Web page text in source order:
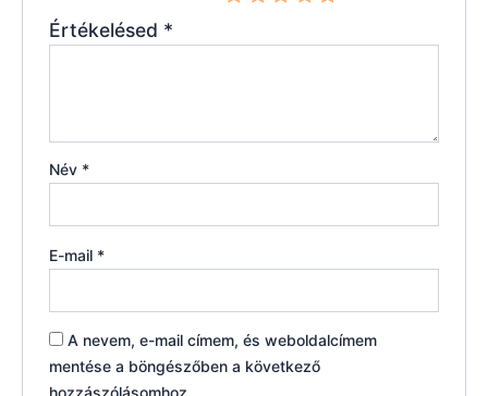
Értékelésed *
Név *
E-mail *
A nevem, e-mail címem, és weboldalcímem
mentése a böngészőben a következő